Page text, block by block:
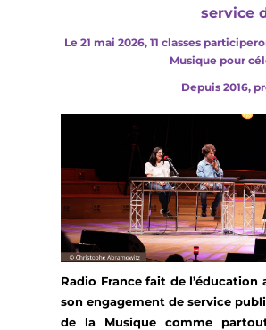
service
Le 21 mai 2026, 11 classes
Musique pour
Depuis 2016,
Radio France fait de
son engagement de service
de la Musique comme